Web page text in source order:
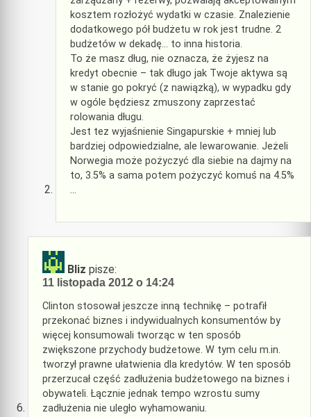
kosztem rozłożyć wydatki w czasie. Znalezienie
dodatkowego pół budżetu w rok jest trudne. 2
budżetów w dekadę… to inna historia.
To że masz dług, nie oznacza, że żyjesz na
kredyt obecnie – tak długo jak Twoje aktywa są
w stanie go pokryć (z nawiązką), w wypadku gdy
w ogóle będziesz zmuszony zaprzestać
rolowania długu.
Jest tez wyjaśnienie Singapurskie + mniej lub
bardziej odpowiedzialne, ale lewarowanie. Jeżeli
Norwegia może pożyczyć dla siebie na dajmy na
to, 3.5% a sama potem pożyczyć komuś na 4.5%
…
Bliz pisze:
11 listopada 2012 o 14:24
Clinton stosował jeszcze inną technikę – potrafił
przekonać biznes i indywidualnych konsumentów by
więcej konsumowali tworząc w ten sposób
zwiększone przychody budżetowe. W tym celu m.in.
tworzył prawne ułatwienia dla kredytów. W ten sposób
przerzucał część zadłużenia budżetowego na biznes i
obywateli. Łącznie jednak tempo wzrostu sumy
zadłużenia nie uległo wyhamowaniu.